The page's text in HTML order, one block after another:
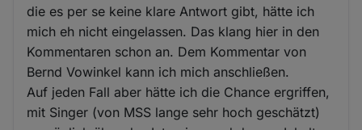
die es per se keine klare Antwort gibt, hätte ich
mich eh nicht eingelassen. Das klang hier in den
Kommentaren schon an. Dem Kommentar von
Bernd Vowinkel kann ich mich anschließen.
Auf jeden Fall aber hätte ich die Chance ergriffen,
mit Singer (von MSS lange sehr hoch geschätzt)